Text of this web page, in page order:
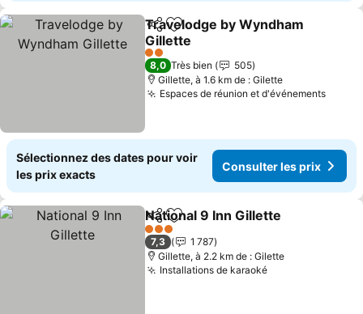
PartagerAjouter à mes favoris
Travelodge by Wyndham
Gillette
Consulter les prix
2 Étoiles
8,0 Très bien
505
Gillette, à 1.6 km de : Gilette
Espaces de réunion et d'événements
Sélectionnez des dates pour voir
les prix exacts
Consulter les prix
PartagerAjouter à mes favoris
National 9 Inn Gillette
3 Étoiles
7,3
1 787
Gillette, à 2.2 km de : Gilette
Installations de karaokéConsulter les